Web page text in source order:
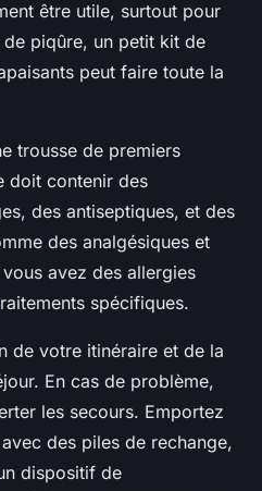
être utile, surtout pour
de piqûre, un petit kit de
peut faire toute la
trousse de premiers
doit contenir des
des antiseptiques, et des
des analgésiques et
avez des allergies
spécifiques.
de votre itinéraire et de la
En cas de problème,
les secours. Emportez
des piles de rechange,
dispositif de